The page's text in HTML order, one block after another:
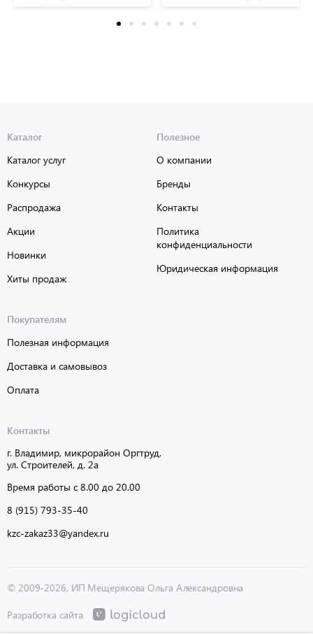
Каталог
Каталог услуг
Конкурсы
Распродажа
Акции
Новинки
Хиты продаж
Полезное
О компании
Бренды
Контакты
Политика
конфиденциальности
Юридическая информация
Покупателям
Полезная информация
Доставка и самовывоз
Оплата
Контакты
г. Владимир, микрорайон Оргтруд,
ул. Строителей, д. 2а
Время работы с 8.00 до 20.00
8 (915) 793-35-40
kzc-zakaz33@yandex.ru
© 2009-2026, ИП Мещерякова Ольга Александровна
Разработка сайта